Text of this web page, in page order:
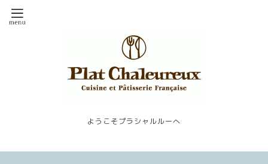
ようこそプラシャルルーへ